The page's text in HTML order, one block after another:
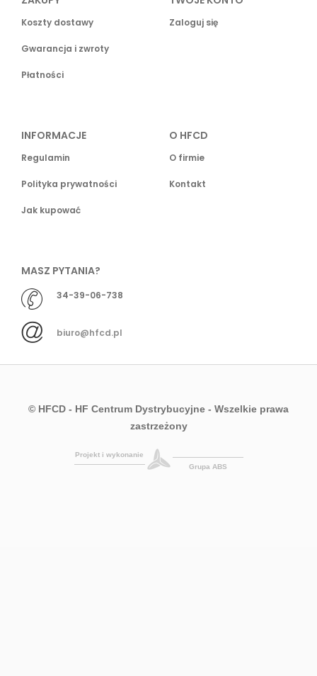
Koszty dostawy
Gwarancja i zwroty
Płatności
Zaloguj się
INFORMACJE
Regulamin
Polityka prywatności
Jak kupować
O HFCD
O firmie
Kontakt
MASZ PYTANIA?
34-39-06-738
biuro@hfcd.pl
© HFCD - HF Centrum Dystrybucyjne - Wszelkie prawa
zastrzeżony
Projekt i wykonanie
Grupa ABS